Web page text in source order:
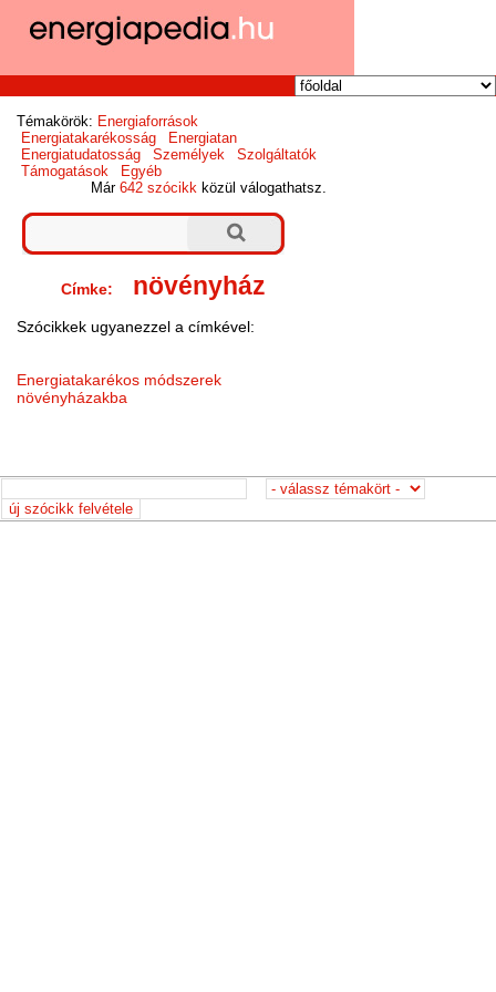
Témakörök: Energiaforrások
Energiatakarékosság
Energiatan
Energiatudatosság
Személyek
Szolgáltatók
Támogatások
Egyéb
Már642 szócikk közül válogathatsz.
Címke: növényház
Szócikkek ugyanezzel a címkével:
Energiatakarékos módszerek
növényházakba